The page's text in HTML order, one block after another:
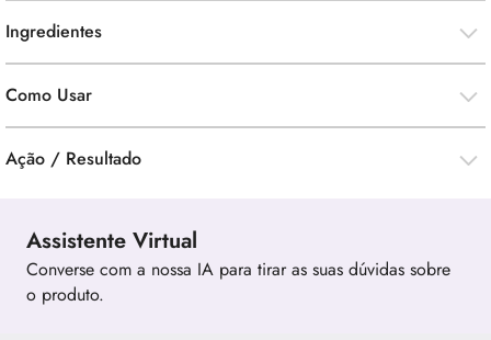
Ingredientes
Como Usar
Ação / Resultado
Assistente Virtual
Converse com a nossa IA para tirar as suas dúvidas sobre
o produto.